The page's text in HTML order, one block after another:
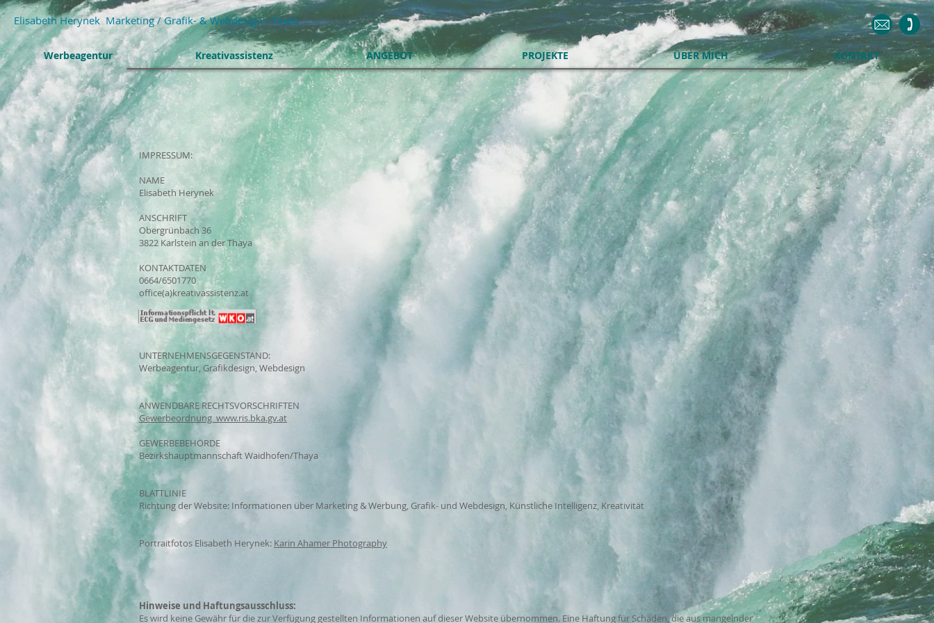
Elisabeth Herynek Marketing / Grafik- & Webdesign / Texte
Werbeagentur Kreativassistenz ANGEBOT PROJEKTE ÜBER MICH KONTAKT
IMPRESSUM:
NAME
Elisabeth Herynek
ANSCHRIFT
Obergrünbach 36
3822 Karlstein an der Thaya
KONTAKTDATEN
0664/6501770
office(a)kreativassistenz.at
Mitglied der WK NÖ:
UNTERNEHMENSGEGENSTAND:
Werbeagentur, Grafikdesign, Webdesign
ANWENDBARE RECHTSVORSCHRIFTEN
Gewerbeordnung www.ris.bka.gv.at
GEWERBEBEHÖRDE
Bezirkshauptmannschaft Waidhofen/Thaya
BLATTLINIE​
Richtung der Website: Informationen über Marketing & Werbung, Grafik- und Webdesign, Künstliche Intelligenz, Kreativität
Portraitfotos Elisabeth Herynek: Karin Ahamer Photography
Hinweise und Haftungsausschluss:
Es wird keine Gewähr für die zur Verfügung gestellten Informationen auf dieser Website übernommen. Eine Haftung für Schäden, die aus mangelnder